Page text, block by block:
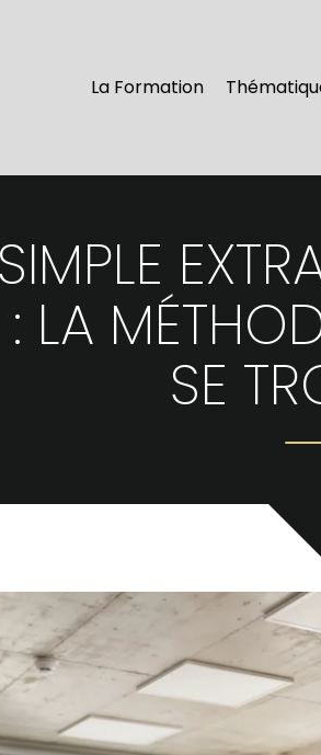
La Formation
LA
SE